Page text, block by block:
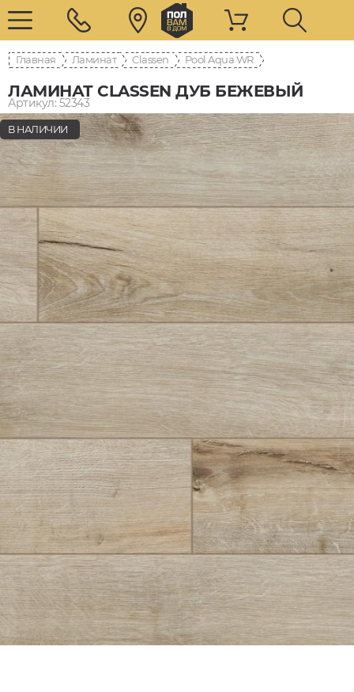
Главная Ламинат Classen Pool Aqua WR
ЛАМИНАТ CLASSEN ДУБ БЕЖЕВЫЙ
Артикул: 52343
В НАЛИЧИИ